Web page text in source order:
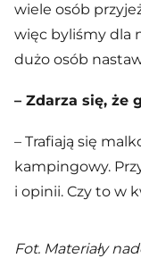
wiele osób
więc byliśmy dla
dużo osób
– Zdarza się, że
– Trafiają się
kampingowy.
i opinii. Czy to w
Fot. Materiały